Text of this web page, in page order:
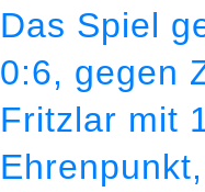
Das Spiel
0:6, gegen
Fritzlar mit